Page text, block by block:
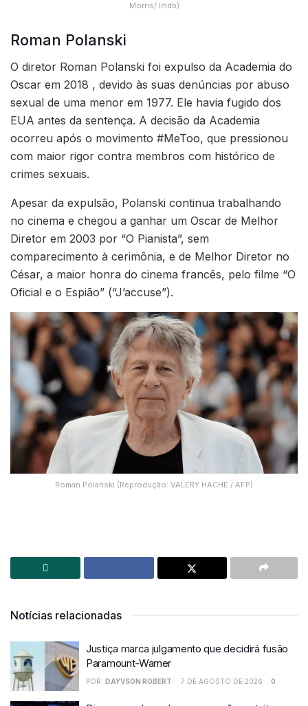
Morris/ Imdb)
Roman Polanski
O diretor Roman Polanski foi expulso da Academia do
Oscar em 2018 , devido às suas denúncias por abuso
sexual de uma menor em 1977. Ele havia fugido dos
EUA antes da sentença. A decisão da Academia
ocorreu após o movimento #MeToo, que pressionou
com maior rigor contra membros com histórico de
crimes sexuais.
Apesar da expulsão, Polanski continua trabalhando
no cinema e chegou a ganhar um Oscar de Melhor
Diretor em 2003 por “O Pianista”, sem
comparecimento à cerimônia, e de Melhor Diretor no
César, a maior honra do cinema francês, pelo filme “O
Oficial e o Espião” (“J’accuse”).
Roman Polanski (Reprodução: VALERY HACHE / AFP)
Notícias relacionadas
Justiça marca julgamento que decidirá fusão
Paramount-Warner
POR: DAYVSON ROBERT 7 DE AGOSTO DE 2026 0